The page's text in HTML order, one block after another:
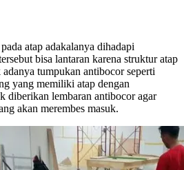
atap adakalanya dihadapi
bisa lantaran karena struktur atap
tumpukan antibocor seperti
yang memiliki atap dengan
diberikan lembaran antibocor agar
akan merembes masuk.